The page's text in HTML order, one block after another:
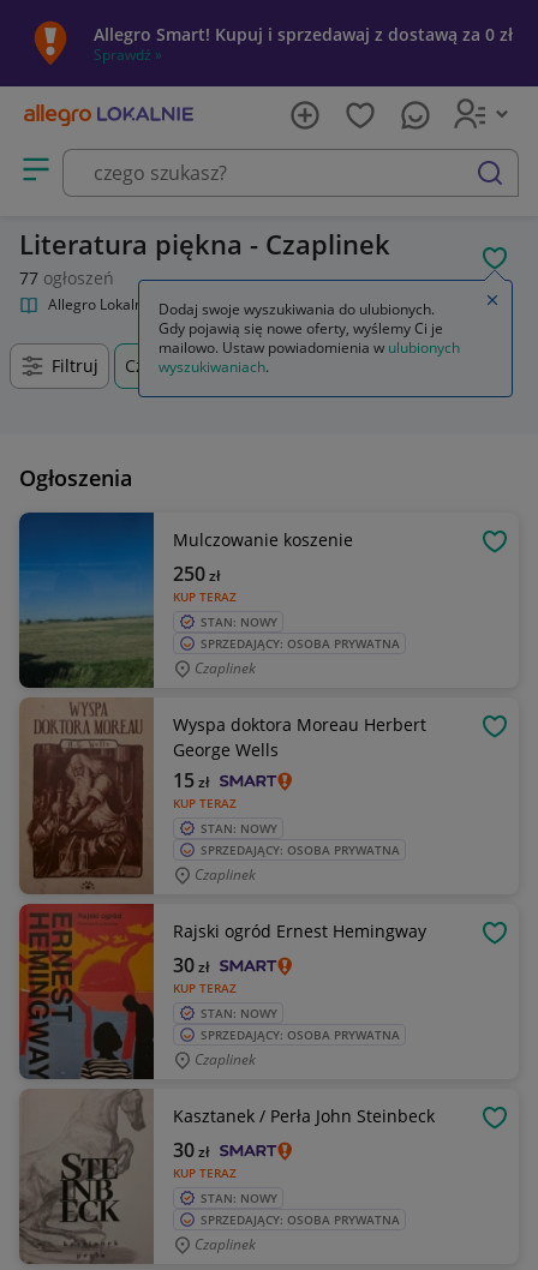
Allegro Smart! Kupuj i sprzedawaj z dostawą za 0 zł
Sprawdź »
Otwórz menu z kategoriami
szukaj
Literatura piękna - Czaplinek
77 ogłoszeń
Allegro Lokalnie Kultura i rozrywka Książki Literatura piękna
Filtruj Czaplinek, Zachodniopomorskie, +0 km
Ogłoszenia
Mulczowanie koszenie
KUP TERAZ
250zł
STAN: NOWY
SPRZEDAJĄCY: OSOBA PRYWATNA
Czaplinek
Wyspa doktora Moreau Herbert
George Wells
KUP TERAZ
15zł
STAN: NOWY
SPRZEDAJĄCY: OSOBA PRYWATNA
Czaplinek
Rajski ogród Ernest Hemingway
KUP TERAZ
30zł
STAN: NOWY
SPRZEDAJĄCY: OSOBA PRYWATNA
Czaplinek
Kasztanek / Perła John Steinbeck
KUP TERAZ
30zł
STAN: NOWY
SPRZEDAJĄCY: OSOBA PRYWATNA
Czaplinek
Dodaj swoje wyszukiwania do ulubionych.
Gdy pojawią się nowe oferty, wyślemy Ci je
mailowo. Ustaw powiadomienia w ulubionych
wyszukiwaniach.